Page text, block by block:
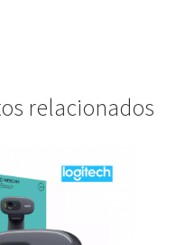
relacionados